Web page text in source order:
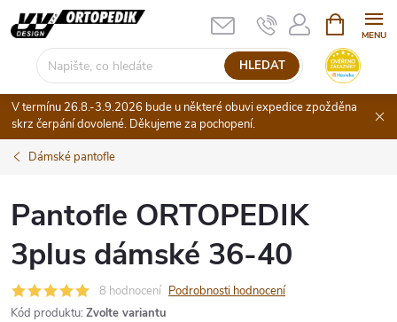
Přejít
na
HLEDAT
NÁKUPNÍ
KOŠÍK
V termínu 26.8.-3.9.2026 bude u některé obuvi expedice zpožděna
skrz čerpání dovolené. Děkujeme za pochopení.
Dámské pantofle
Pantofle ORTOPEDIK
3plus dámské 36-40
8 hodnocení Podrobnosti hodnocení
Kód produktu: Zvolte variantu